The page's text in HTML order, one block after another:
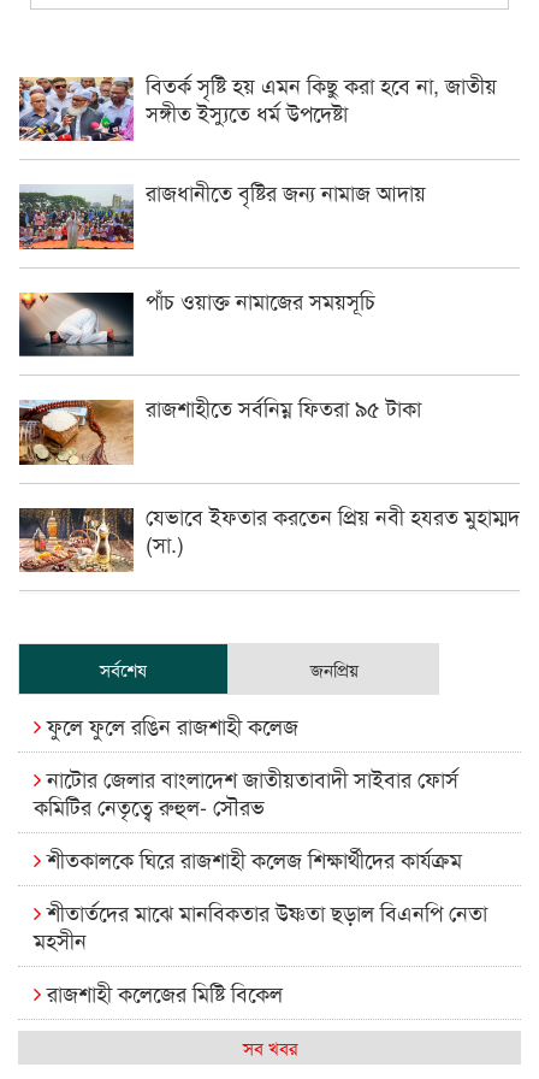
বিতর্ক সৃষ্টি হয় এমন কিছু করা হবে না, জাতীয়
সঙ্গীত ইস্যুতে ধর্ম উপদেষ্টা
রাজধানীতে বৃষ্টির জন্য নামাজ আদায়
পাঁচ ওয়াক্ত নামাজের সময়সূচি
রাজশাহীতে সর্বনিম্ন ফিতরা ৯৫ টাকা
যেভাবে ইফতার করতেন প্রিয় নবী হযরত মুহাম্মদ
(সা.)
সর্বশেষ জনপ্রিয়
ফুলে ফুলে রঙিন রাজশাহী কলেজ
নাটোর জেলার বাংলাদেশ জাতীয়তাবাদী সাইবার ফোর্স
কমিটির নেতৃত্বে রুহুল- সৌরভ
শীতকালকে ঘিরে রাজশাহী কলেজ শিক্ষার্থীদের কার্যক্রম
শীতার্তদের মাঝে মানবিকতার উষ্ণতা ছড়াল বিএনপি নেতা
মহসীন
রাজশাহী কলেজের মিষ্টি বিকেল
কেমন আছে আমাদের দেশের মধ্যবিত্তরা
সব খবর